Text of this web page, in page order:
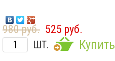
980 руб. 525 руб.
ШТ. Купить